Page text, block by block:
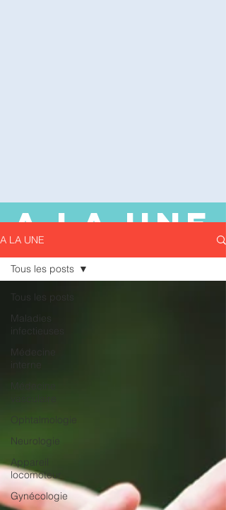
A LA UNE
A LA UNE
Tous les posts
Maladies
infectieuses
Médecine
interne
Ophtalmologie
Neurologie
Appareil
locomoteur
Gynécologie
Tous les posts